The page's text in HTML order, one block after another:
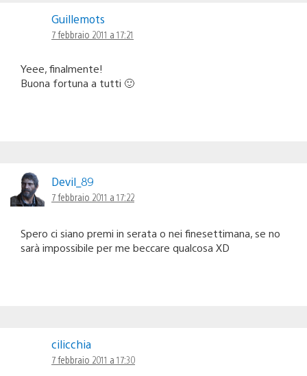
Guillemots
7 febbraio 2011 a 17:21
Yeee, finalmente!
Buona fortuna a tutti 🙂
Devil_89
7 febbraio 2011 a 17:22
Spero ci siano premi in serata o nei finesettimana, se no
sarà impossibile per me beccare qualcosa XD
cilicchia
7 febbraio 2011 a 17:30